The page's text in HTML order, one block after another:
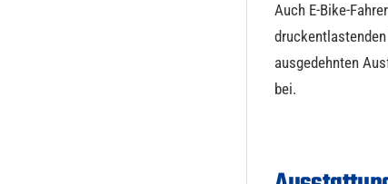
Auch E-Bike-
ausgedehnten
bei.